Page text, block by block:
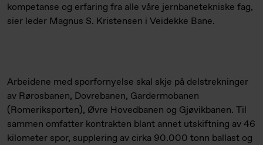
kompetanse og erfaring fra alle våre jernbanetekniske fag,
sier leder Magnus S. Kristensen i Veidekke Bane.
Arbeidene med sporfornyelse skal skje på delstrekninger
av Rørosbanen, Dovrebanen, Gardermobanen
(Romeriksporten), Øvre Hovedbanen og Gjøvikbanen. Til
sammen omfatter kontrakten blant annet utskiftning av 46
kilometer spor, supplering av cirka 90.000 tonn ballast og